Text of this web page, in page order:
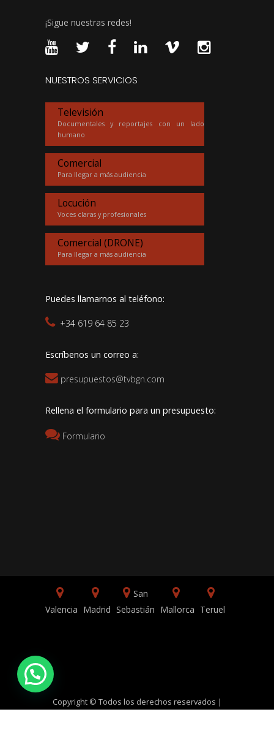
¡Sigue nuestras redes!
NUESTROS SERVICIOS
Televisión
Documentales y reportajes con un lado
humano
Comercial
Para llegar a más audiencia
Locución
Voces claras y profesionales
Comercial (DRONE)
Para llegar a más audiencia
Puedes llamarnos al teléfono:
+34 619 64 85 23
Escríbenos un correo a:
presupuestos@tvbgn.com
Rellena el formulario para un presupuesto:
Formulario
Valencia Madrid
San
Sebastián Mallorca Teruel
Copyright © Todos los derechos reservados |